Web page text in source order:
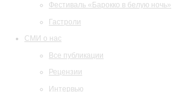
Фестиваль «Барокко в белую ночь»
Гастроли
СМИ о нас
Все публикации
Рецензии
Интервью